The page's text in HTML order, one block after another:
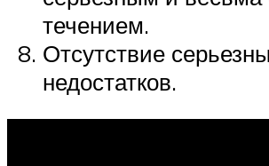
течением.
Отсутствие
недостатков.